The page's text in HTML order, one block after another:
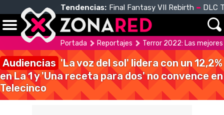
Tendencias: Final Fantasy VII Rebirth DLC
Portada Reportajes Terror 2022: Las
Audiencias 'La voz del sol' lidera con un 12,2%
en La 1 y 'Una receta para dos' no convence en
Telecinco